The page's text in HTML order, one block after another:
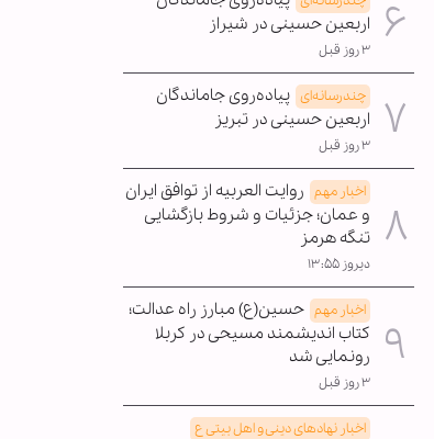
اربعین حسینی در شیراز
۳ روز قبل
چندرسانه‌ای پیاده‌روی جاماندگان
اربعین حسینی در تبریز
۳ روز قبل
اخبار مهم روایت العربیه از توافق ایران
و عمان؛ جزئیات و شروط بازگشایی
تنگه هرمز
دیروز ۱۳:۵۵
اخبار مهم حسین(ع) مبارز راه عدالت؛
کتاب اندیشمند مسیحی در کربلا
رونمایی شد
۳ روز قبل
اخبار نهادهای دینی و اهل بیتی ع